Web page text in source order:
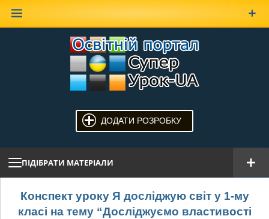
ДОДАТИ РОЗРОБКУ
ПІДІБРАТИ МАТЕРІАЛИ
Конспект уроку Я досліджую світ у 1-му
класі на тему “Досліджуємо властивості